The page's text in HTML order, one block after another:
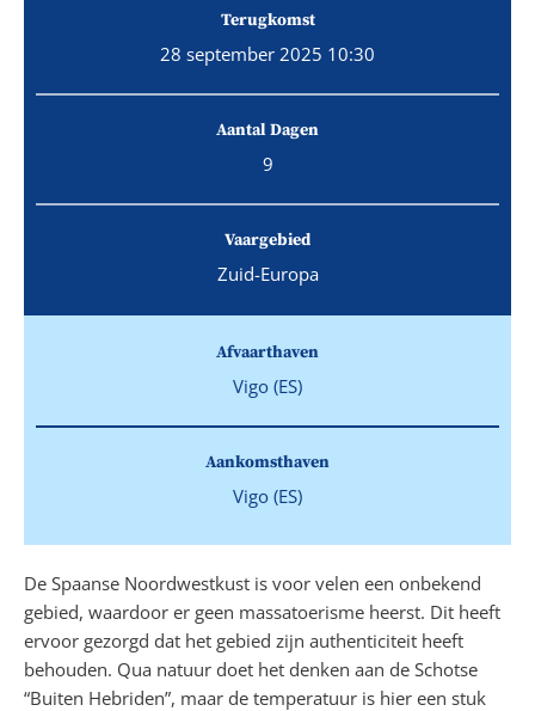
Terugkomst
28 september 2025 10:30
Aantal Dagen
9
Vaargebied
Zuid-Europa
Afvaarthaven
Vigo (ES)
Aankomsthaven
Vigo (ES)
De Spaanse Noordwestkust is voor velen een onbekend
gebied, waardoor er geen massatoerisme heerst. Dit heeft
ervoor gezorgd dat het gebied zijn authenticiteit heeft
behouden. Qua natuur doet het denken aan de Schotse
“Buiten Hebriden”, maar de temperatuur is hier een stuk